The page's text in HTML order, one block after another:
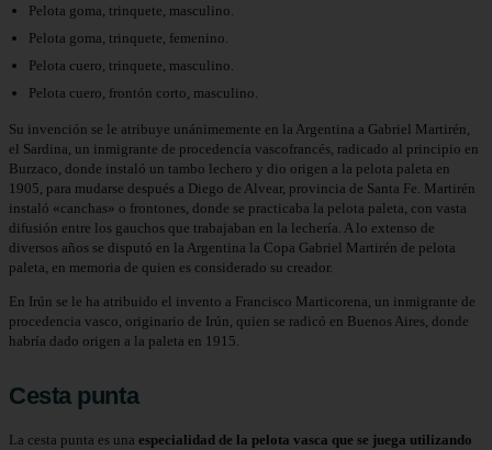
Pelota goma, trinquete, masculino.
Pelota goma, trinquete, femenino.
Pelota cuero, trinquete, masculino.
Pelota cuero, frontón corto, masculino.
Su invención se le atribuye unánimemente en la Argentina a Gabriel Martirén,
el Sardina, un inmigrante de procedencia vascofrancés, radicado al principio en
Burzaco, donde instaló un tambo lechero y dio origen a la pelota paleta en
1905, para mudarse después a Diego de Alvear, provincia de Santa Fe. Martirén
instaló «canchas» o frontones, donde se practicaba la pelota paleta, con vasta
difusión entre los gauchos que trabajaban en la lechería. A lo extenso de
diversos años se disputó en la Argentina la Copa Gabriel Martirén de pelota
paleta, en memoria de quien es considerado su creador.​​
En Irún se le ha atribuido el invento a Francisco Marticorena, un inmigrante de
procedencia vasco, originario de Irún, quien se radicó en Buenos Aires, donde
habría dado origen a la paleta en 1915.
Cesta punta
La cesta punta es una especialidad de la pelota vasca que se juega utilizando